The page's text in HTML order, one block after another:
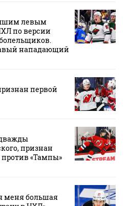
левым
по версии
нападающий
первой
признан
«Тампы»
меня большая